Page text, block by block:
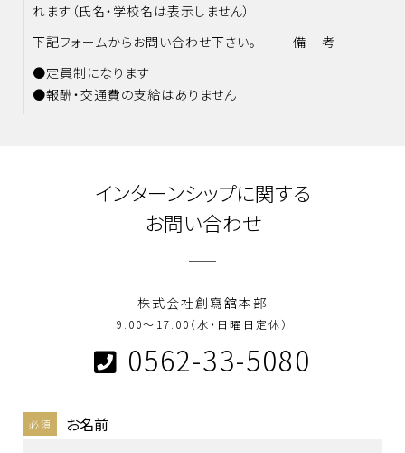
れます（氏名・学校名は表示しません）
下記フォームからお問い合わせ下さい。
備 考
●定員制になります
●報酬・交通費の支給はありません
インターンシップに関する
お問い合わせ
株式会社創寫舘本部
9:00～17:00 （水・日曜日定休）
0562-33-5080
必須 お名前